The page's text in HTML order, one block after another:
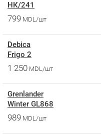
НК/241
799 MDL/шт
Debica
Frigo 2
1 250 MDL/шт
Grenlander
Winter GL868
989 MDL/шт